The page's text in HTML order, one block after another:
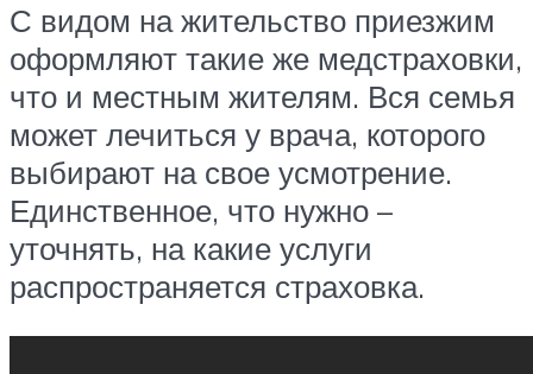
С видом на жительство приезжим
оформляют такие же медстраховки,
что и местным жителям. Вся семья
может лечиться у врача, которого
выбирают на свое усмотрение.
Единственное, что нужно –
уточнять, на какие услуги
распространяется страховка.